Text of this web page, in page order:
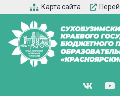
Карта сайта